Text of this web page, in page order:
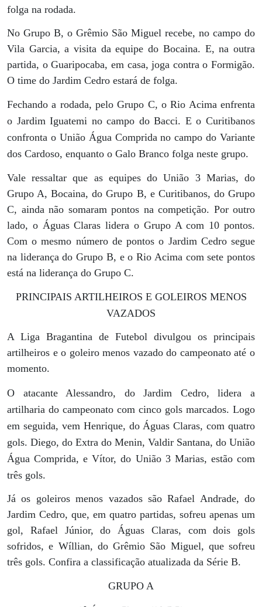
folga na rodada.
No Grupo B, o Grêmio São Miguel recebe, no campo do
Vila Garcia, a visita da equipe do Bocaina. E, na outra
partida, o Guaripocaba, em casa, joga contra o Formigão.
O time do Jardim Cedro estará de folga.
Fechando a rodada, pelo Grupo C, o Rio Acima enfrenta
o Jardim Iguatemi no campo do Bacci. E o Curitibanos
confronta o União Água Comprida no campo do Variante
dos Cardoso, enquanto o Galo Branco folga neste grupo.
Vale ressaltar que as equipes do União 3 Marias, do
Grupo A, Bocaina, do Grupo B, e Curitibanos, do Grupo
C, ainda não somaram pontos na competição. Por outro
lado, o Águas Claras lidera o Grupo A com 10 pontos.
Com o mesmo número de pontos o Jardim Cedro segue
na liderança do Grupo B, e o Rio Acima com sete pontos
está na liderança do Grupo C.
PRINCIPAIS ARTILHEIROS E GOLEIROS MENOS
VAZADOS
A Liga Bragantina de Futebol divulgou os principais
artilheiros e o goleiro menos vazado do campeonato até o
momento.
O atacante Alessandro, do Jardim Cedro, lidera a
artilharia do campeonato com cinco gols marcados. Logo
em seguida, vem Henrique, do Águas Claras, com quatro
gols. Diego, do Extra do Menin, Valdir Santana, do União
Água Comprida, e Vítor, do União 3 Marias, estão com
três gols.
Já os goleiros menos vazados são Rafael Andrade, do
Jardim Cedro, que, em quatro partidas, sofreu apenas um
gol, Rafael Júnior, do Águas Claras, com dois gols
sofridos, e Wíllian, do Grêmio São Miguel, que sofreu
três gols. Confira a classificação atualizada da Série B.
GRUPO A